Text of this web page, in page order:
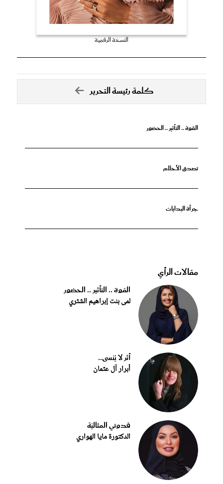
النسخة الرقمية
كلمة رئيسة التحرير
القوة .. التأثير .. الحضور
تصدق الأحلام
جرأة البدايات
مقالات الرأي
القوة .. التأثير .. الحضور
لمى بنت إبراهيم الشثري
أثر لا يُنسى..
أبرار آل عثمان
قدوتي المثاليّة
الدكتورة مايا الهواري